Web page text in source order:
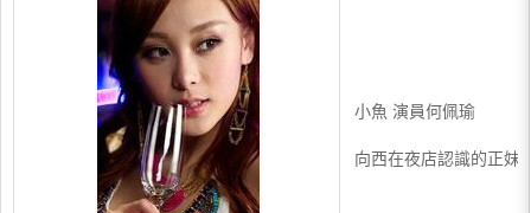
小魚 演員何佩瑜
向西在夜店認識的正妹